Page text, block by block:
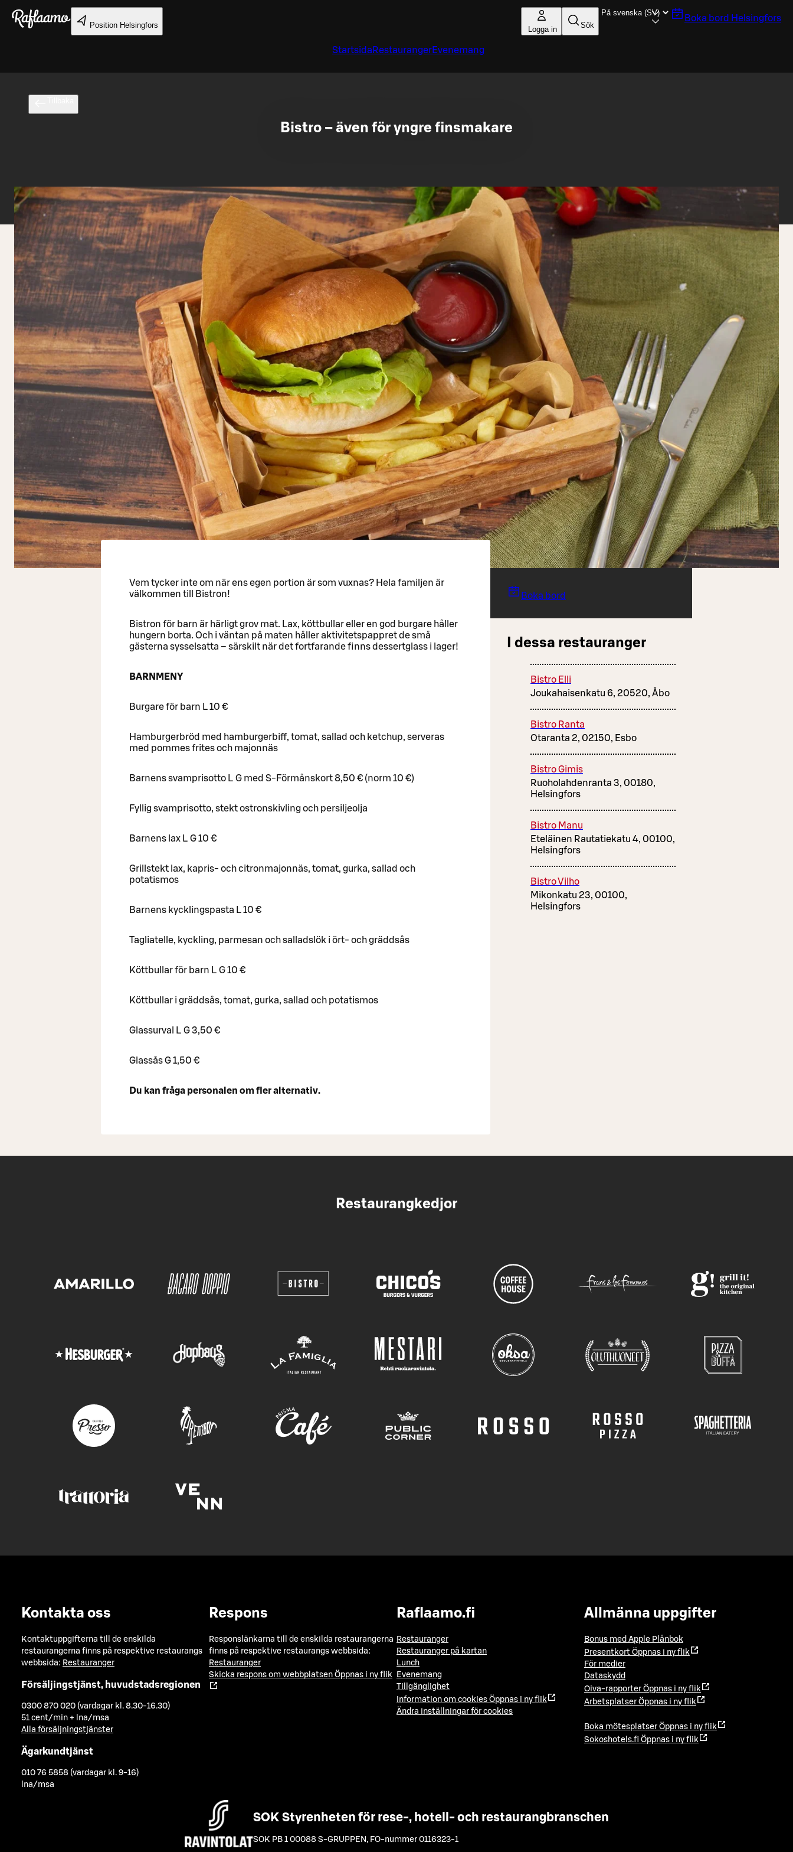
Gå till huvudinnehållet
Position Helsingfors Logga in Sök
Boka bord Helsingfors
Startsida RestaurangerEvenemang
Bistro – även för yngre finsmakare
Vem tycker inte om när ens egen portion är som vuxnas? Hela familjen är
välkommen till Bistron!
Bistron för barn är härligt grov mat. Lax, köttbullar eller en god burgare håller
hungern borta. Och i väntan på maten håller aktivitetspappret de små
gästerna sysselsatta – särskilt när det fortfarande finns dessertglass i lager!
BARNMENY
Burgare för barn L 10 €
Hamburgerbröd med hamburgerbiff, tomat, sallad och ketchup, serveras
med pommes frites och majonnäs
Barnens svamprisotto L G med S-Förmånskort 8,50 € (norm 10 €)
Fyllig svamprisotto, stekt ostronskivling och persiljeolja
Barnens lax L G 10 €
Grillstekt lax, kapris- och citronmajonnäs, tomat, gurka, sallad och
potatismos
Barnens kycklingspasta L 10 €
Tagliatelle, kyckling, parmesan och salladslök i ört- och gräddsås
Köttbullar för barn L G 10 €
Köttbullar i gräddsås, tomat, gurka, sallad och potatismos
Glassurval L G 3,50 €
Glassås G 1,50 €
Du kan fråga personalen om fler alternativ.
Boka bord
I dessa restauranger
Bistro Elli
Joukahaisenkatu 6, 20520, Åbo
Bistro Ranta
Otaranta 2, 02150, Esbo
Bistro Gimis
Ruoholahdenranta 3, 00180,
Helsingfors
Bistro Manu
Eteläinen Rautatiekatu 4, 00100,
Helsingfors
Bistro Vilho
Mikonkatu 23, 00100,
Helsingfors
Restaurangkedjor
Kontakta oss
Kontaktuppgifterna till de enskilda
restaurangerna finns på respektive restaurangs
webbsida: Restauranger
Försäljingstjänst, huvudstadsregionen
0300 870 020 (vardagar kl. 8.30-16.30)
51 cent/min + lna/msa
Alla försäljningstjänster
Ägarkundtjänst
010 76 5858 (vardagar kl. 9-16)
lna/msa
Respons
Responslänkarna till de enskilda restaurangerna
finns på respektive restaurangs webbsida:
Restauranger
Skicka respons om webbplatsen Öppnas i ny flik
Raflaamo.fi
Restauranger
Restauranger på kartan
Lunch
Evenemang
Tillgänglighet
Information om cookies Öppnas i ny flik
Ändra inställningar för cookies
Allmänna uppgifter
Bonus med Apple Plånbok
Presentkort Öppnas i ny flik
För medier
Dataskydd
Oiva-rapporter Öppnas i ny flik
Arbetsplatser Öppnas i ny flik
Boka mötesplatser Öppnas i ny flik
Sokoshotels.fi Öppnas i ny flik
SOK Styrenheten för rese-, hotell- och restaurangbranschen
SOK PB 1 00088 S-GRUPPEN , FO-nummer 0116323-1